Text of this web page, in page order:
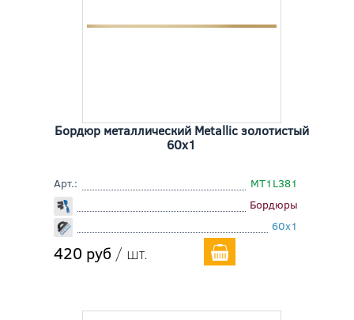
Бордюр металлический Metallic золотистый
60x1
Арт.:
MT1L381
Бордюры
60x1
420 руб / шт.